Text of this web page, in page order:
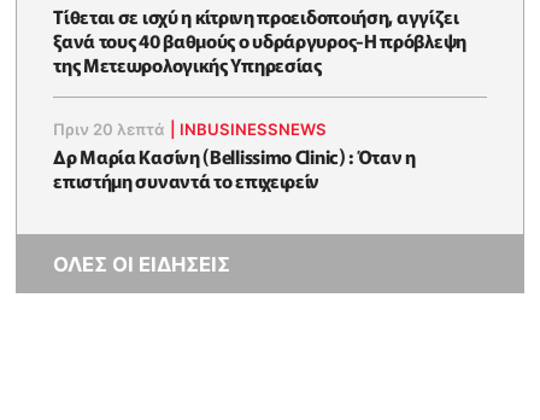
Τίθεται σε ισχύ η κίτρινη προειδοποιήση, αγγίζει
ξανά τους 40 βαθμούς ο υδράργυρος-Η πρόβλεψη
της Μετεωρολογικής Υπηρεσίας
Πριν 20 λεπτά INBUSINESSNEWS
Δρ Μαρία Κασίνη (Bellissimo Clinic) : Όταν η
επιστήμη συναντά το επιχειρείν
ΟΛΕΣ ΟΙ ΕΙΔΗΣΕΙΣ